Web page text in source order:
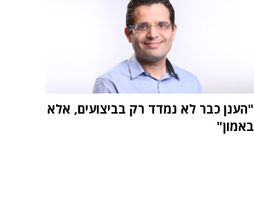
"הענן כבר לא נמדד רק בביצועים, אלא
באמון"